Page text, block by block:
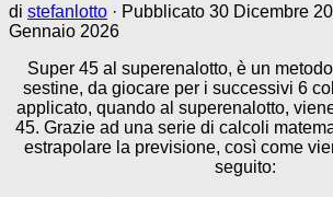
di stefanlotto · Pubblicato 30 Dicembre
Gennaio 2026
Super 45 al superenalotto, è un
sestine, da giocare per i successivi 6
applicato, quando al superenalotto,
45. Grazie ad una serie di calcoli
estrapolare la previsione, così come
seguito: